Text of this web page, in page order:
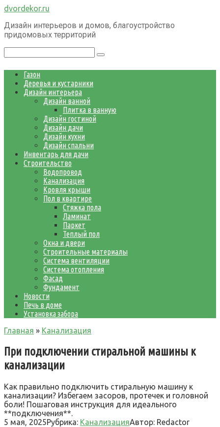
Перейти
контенту
dvordekor.ru
Дизайн интерьеров и домов, благоустройство
придомовых территорий
Газон
Деревья и кустарники
Дизайн интерьера
Дизайн ванной
Плитка в ванную
Дизайн гостиной
Дизайн дачи
Дизайн кухни
Дизайн спальни
Инвентарь для дачи
Строительство
Водопровод
Канализация
Кровля крыши
Пол в квартире
Стяжка пола
Ламинат
Паркет
Теплый пол
Окна и двери
Строительные материалы
Система вентиляции
Система отопления
Фасад
Фундамент
Новости
Печь в доме
Установка забора
Главная » Канализация
При подключении стиральной машины к
канализации
Как правильно подключить стиральную машину к
канализации? Избегаем засоров, протечек и головной
боли! Пошаговая инструкция для идеального
**подключения**.
5 мая, 2025Рубрика: КанализацияАвтор: Redactor